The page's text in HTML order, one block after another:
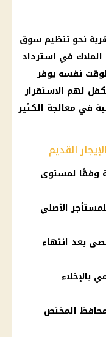
نحو تنظيم سوق
في استرداد
نفسه يوفر
لهم الاستقرار
في معالجة الكثير
القديم
وفقًا لمستوى
الأصلي
بعد انتهاء
بالإخلاء
المختص